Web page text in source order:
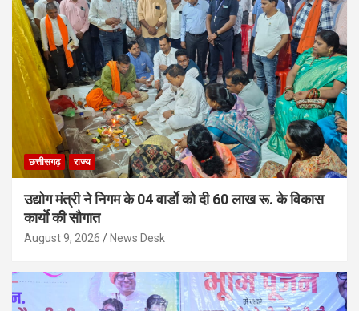
छत्तीसगढ़ राज्य
उद्योग मंत्री ने निगम के 04 वार्डाे को दी 60 लाख रू. के विकास
कार्याे की सौगात
August 9, 2026 News Desk